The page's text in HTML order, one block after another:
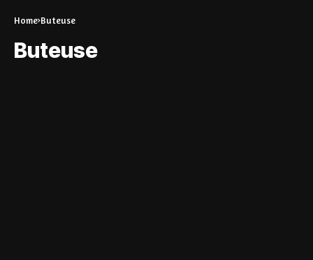
Home Buteuse
Buteuse